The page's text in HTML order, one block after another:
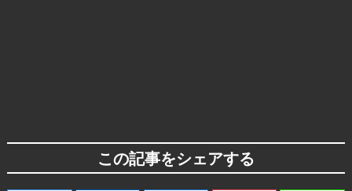
この記事をシェアする